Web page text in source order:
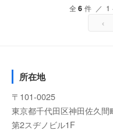
全6 件 ／ 1
‹
所在地
〒101-0025
東京都千代田区神田佐久
第2スヂノビル1F